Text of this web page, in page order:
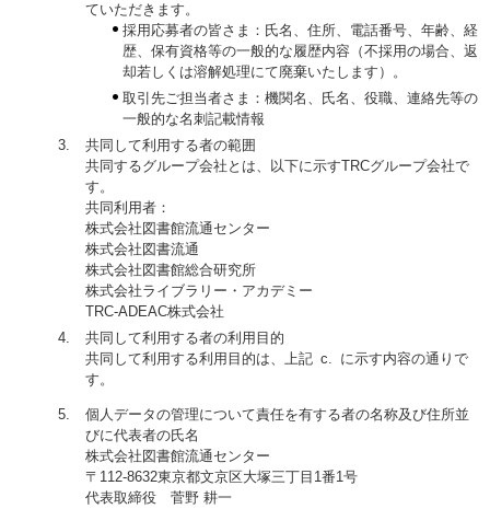
ていただきます。
採用応募者の皆さま：氏名、住所、電話番号、年齢、経
歴、保有資格等の一般的な履歴内容（不採用の場合、返
却若しくは溶解処理にて廃棄いたします）。
取引先ご担当者さま：機関名、氏名、役職、連絡先等の
一般的な名刺記載情報
共同して利用する者の範囲
共同するグループ会社とは、以下に示すTRCグループ会社で
す。
共同利用者：
株式会社図書館流通センター
株式会社図書流通
株式会社図書館総合研究所
株式会社ライブラリー・アカデミー
TRC-ADEAC株式会社
共同して利用する者の利用目的
共同して利用する利用目的は、上記 c. に示す内容の通りで
す。
個人データの管理について責任を有する者の名称及び住所並
びに代表者の氏名
株式会社図書館流通センター
〒112-8632東京都文京区大塚三丁目1番1号
代表取締役 菅野 耕一